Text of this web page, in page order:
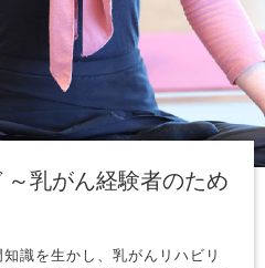
乳がん経験者のため
識を生かし、乳がんリハビリ